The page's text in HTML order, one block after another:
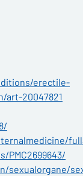
erectile-
20047821
sexualorgane/